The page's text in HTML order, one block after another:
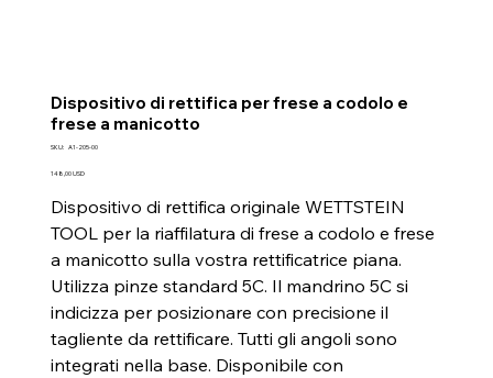
Dispositivo di rettifica per frese a codolo e
frese a manicotto
SKU: SKU
205-
A1-205-00
Prezzo
148,00 USD
Dispositivo di rettifica originale WETTSTEIN
TOOL per la riaffilatura di frese a codolo e frese
a manicotto sulla vostra rettificatrice piana.
Utilizza pinze standard 5C. Il mandrino 5C si
indicizza per posizionare con precisione il
tagliente da rettificare. Tutti gli angoli sono
integrati nella base. Disponibile con